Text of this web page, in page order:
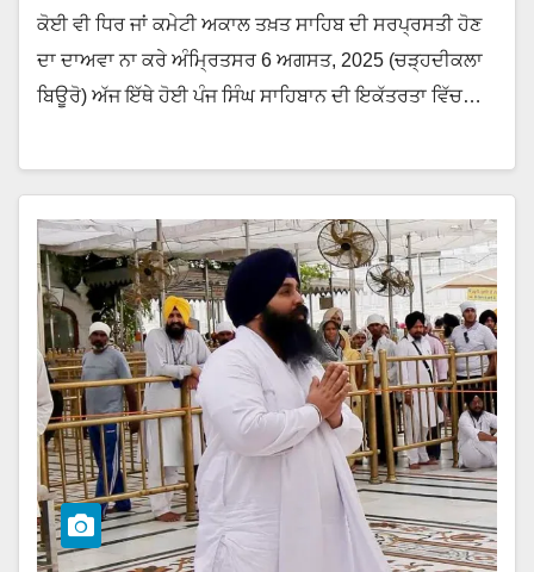
ਕੋਈ ਵੀ ਧਿਰ ਜਾਂ ਕਮੇਟੀ ਅਕਾਲ ਤਖ਼ਤ ਸਾਹਿਬ ਦੀ ਸਰਪ੍ਰਸਤੀ ਹੋਣ
ਦਾ ਦਾਅਵਾ ਨਾ ਕਰੇ ਅੰਮ੍ਰਿਤਸਰ 6 ਅਗਸਤ, 2025 (ਚੜ੍ਹਦੀਕਲਾ
ਬਿਊਰੋ) ਅੱਜ ਇੱਥੇ ਹੋਈ ਪੰਜ ਸਿੰਘ ਸਾਹਿਬਾਨ ਦੀ ਇਕੱਤਰਤਾ ਵਿੱਚ…